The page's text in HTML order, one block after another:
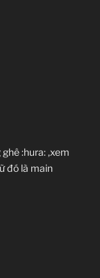
:hura: ,xem
đó là main